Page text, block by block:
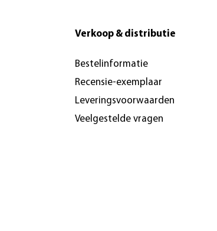
Verkoop & distributie
Bestelinformatie
Recensie-exemplaar
Leveringsvoorwaarden
Veelgestelde vragen